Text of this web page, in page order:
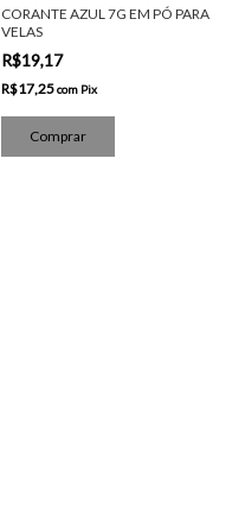
CORANTE AZUL 7G EM PÓ PARA
VELAS
R$19,17
R$17,25com Pix